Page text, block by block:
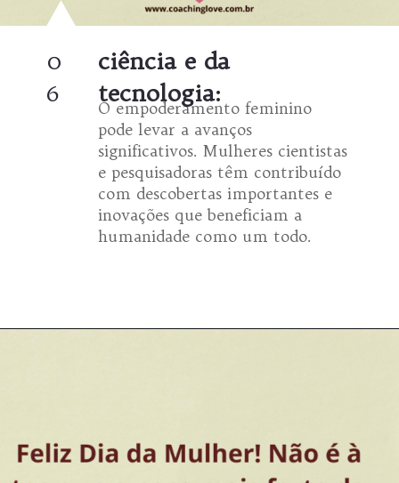
ciência e da
tecnologia:
0
6
O empoderamento feminino
pode levar a avanços
significativos. Mulheres cientistas
e pesquisadoras têm contribuído
com descobertas importantes e
inovações que beneficiam a
humanidade como um todo.